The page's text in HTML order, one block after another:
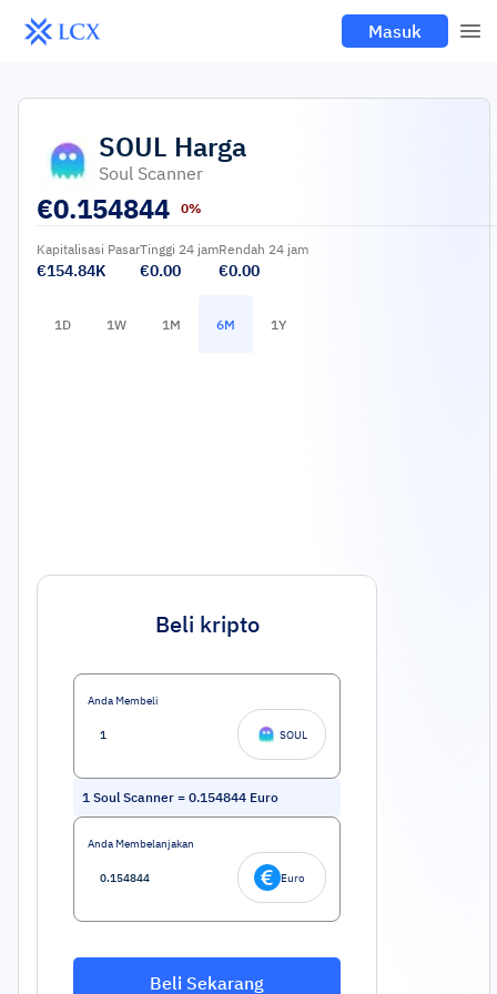
Masuk
SOUL Harga
Soul Scanner
€0.154844 0%
Kapitalisasi Pasar
€154.84K
Tinggi 24 jam
€0.00
Rendah 24 jam
€0.00
1D 1W 1M 6M 1Y
Beli kripto
Anda Membeli
SOUL
1 Soul Scanner = 0.154844 Euro
Anda Membelanjakan
Euro
Beli Sekarang